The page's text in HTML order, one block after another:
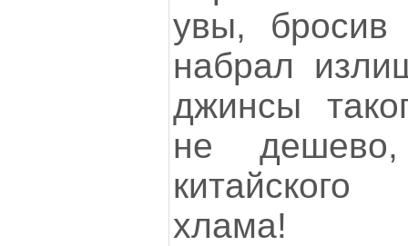
увы, бросив
набрал
джинсы
не
китайского
хлама!